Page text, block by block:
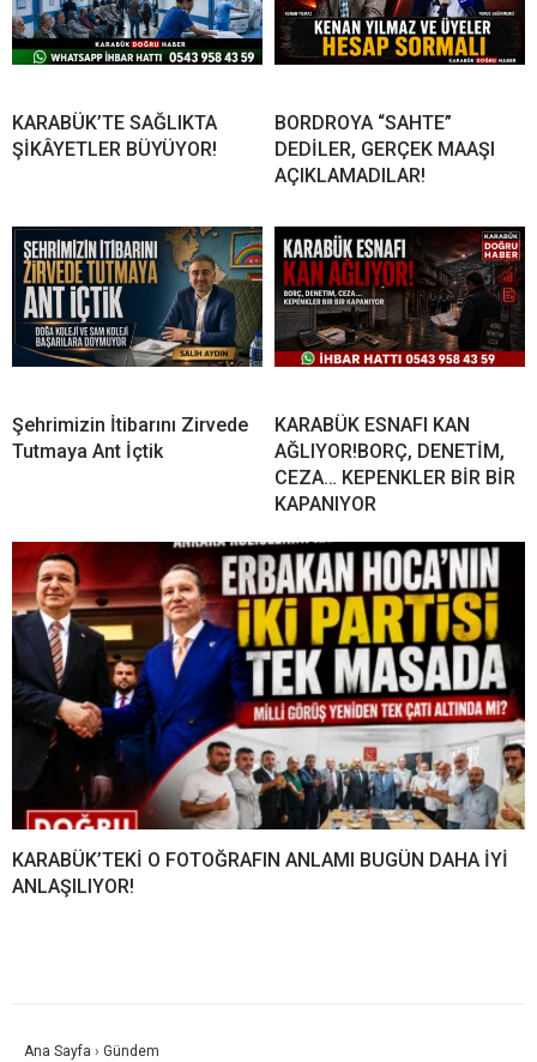
KARABÜK’TE SAĞLIKTA
ŞİKÂYETLER BÜYÜYOR!
BORDROYA “SAHTE”
DEDİLER, GERÇEK MAAŞI
AÇIKLAMADILAR!
Şehrimizin İtibarını Zirvede
Tutmaya Ant İçtik
KARABÜK ESNAFI KAN
AĞLIYOR!BORÇ, DENETİM,
CEZA… KEPENKLER BİR BİR
KAPANIYOR
KARABÜK’TEKİ O FOTOĞRAFIN ANLAMI BUGÜN DAHA İYİ
ANLAŞILIYOR!
Ana Sayfa › Gündem